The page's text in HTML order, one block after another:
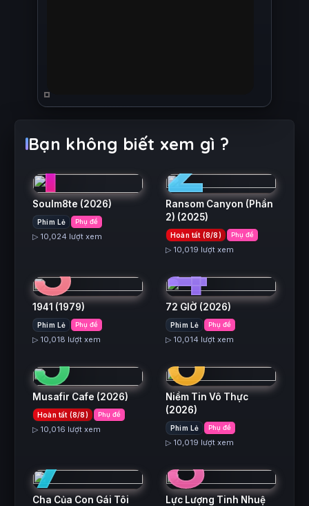
Bạn không biết xem gì ?
1
Soulm8te (2026)
Phim Lẻ Phụ đề
▷ 10,024 lượt xem
2
Ransom Canyon (Phần
2) (2025)
Hoàn tất (8/8) Phụ đề
▷ 10,019 lượt xem
3
1941 (1979)
Phim Lẻ Phụ đề
▷ 10,018 lượt xem
4
72 GIỜ (2026)
Phim Lẻ Phụ đề
▷ 10,014 lượt xem
5
Musafir Cafe (2026)
Hoàn tất (8/8) Phụ đề
▷ 10,016 lượt xem
6
Niềm Tin Vô Thực
(2026)
Phim Lẻ Phụ đề
▷ 10,019 lượt xem
7
Cha Của Con Gái Tôi
8
Lực Lượng Tinh Nhuệ